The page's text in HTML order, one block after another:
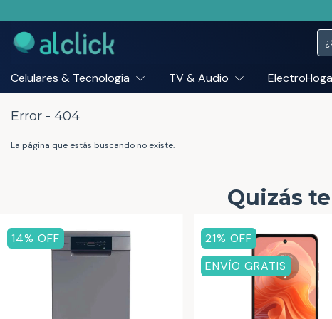
Celulares & Tecnología TV & Audio
Error - 404
La página que estás buscando no existe.
Quizás
14% OFF 21% OFF
ENVÍO GRATIS